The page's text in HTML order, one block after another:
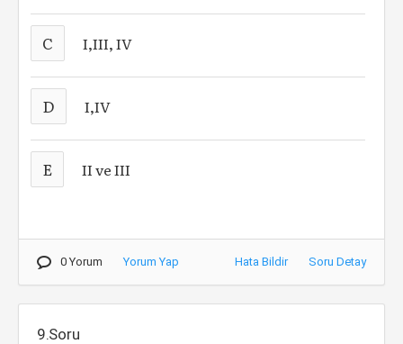
C I,III, IV
D I,IV
E II ve III
0 Yorum Yorum Yap Hata Bildir Soru Detay
9.Soru